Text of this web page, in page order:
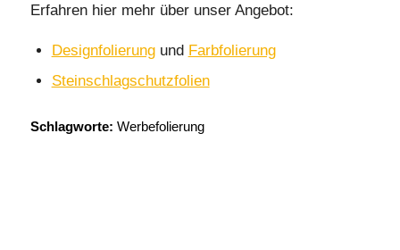
Erfahren hier mehr über unser Angebot:
Designfolierungund Farbfolierung
Steinschlagschutzfolien
Schlagworte: Werbefolierung